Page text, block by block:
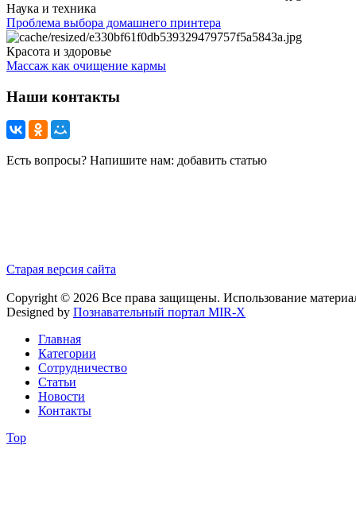
Наука и техника
Проблема выбора домашнего принтера
Красота и здоровье
Массаж как очищение кармы
Наши контакты
Есть вопросы? Напишите нам: добавить статью
Старая версия сайта
Copyright © 2026 Все права защищены. Использование
Designed by Познавательный портал MIR-X
Главная
Категории
Сотрудничество
Статьи
Новости
Контакты
Top